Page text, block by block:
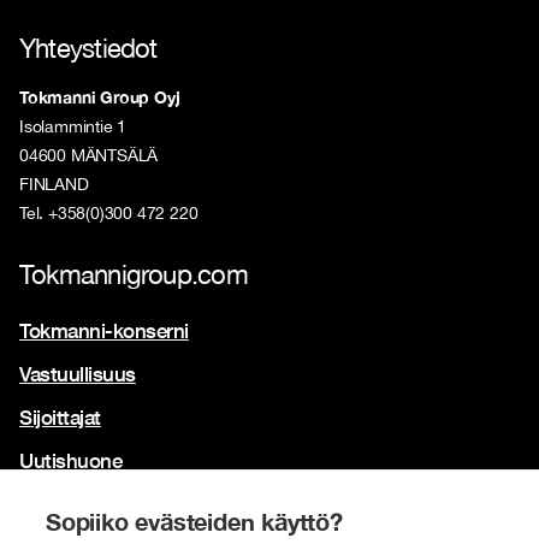
Sopiiko evästeiden käyttö?
Yhteystiedot
Tokmanni Group Oyj
Isolammintie 1
04600 MÄNTSÄLÄ
FINLAND
Tel. +358(0)300 472 220
Tokmannigroup.com
Tokmanni-konserni
Vastuullisuus
Sijoittajat
Uutishuone
Brändimme